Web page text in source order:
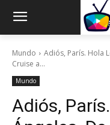
Mundo
Adiós, París. Hola
Cruise a...
Mundo
Adiós,